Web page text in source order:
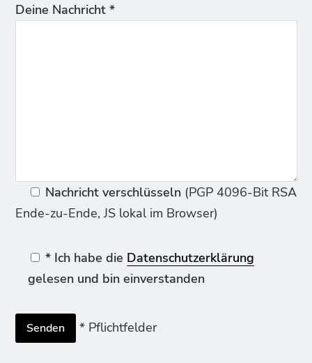
Deine Nachricht *
Nachricht verschlüsseln(PGP 4096-Bit RSA
Ende-zu-Ende, JS lokal im Browser)
* Ich habe die Datenschutzerklärung
gelesen und bin einverstanden
* Pflichtfelder